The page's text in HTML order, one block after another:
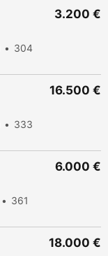
304
3.200 €
333
16.500 €
361
6.000 €
18.000 €